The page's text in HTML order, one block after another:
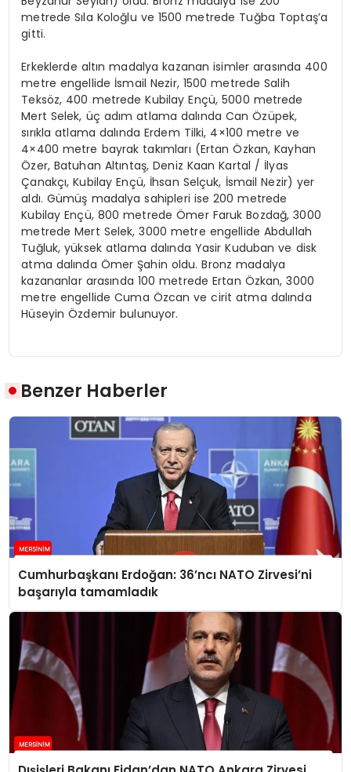
metrede Sıla Koloğlu ve 1500 metrede Tuğba Toptaş’a
gitti.
Erkeklerde altın madalya kazanan isimler arasında 400
metre engellide İsmail Nezir, 1500 metrede Salih
Teksöz, 400 metrede Kubilay Ençü, 5000 metrede
Mert Selek, üç adım atlama dalında Can Özüpek,
sırıkla atlama dalında Erdem Tilki, 4×100 metre ve
4×400 metre bayrak takımları (Ertan Özkan, Kayhan
Özer, Batuhan Altıntaş, Deniz Kaan Kartal / İlyas
Çanakçı, Kubilay Ençü, İhsan Selçuk, İsmail Nezir) yer
aldı. Gümüş madalya sahipleri ise 200 metrede
Kubilay Ençü, 800 metrede Ömer Faruk Bozdağ, 3000
metrede Mert Selek, 3000 metre engellide Abdullah
Tuğluk, yüksek atlama dalında Yasir Kuduban ve disk
atma dalında Ömer Şahin oldu. Bronz madalya
kazananlar arasında 100 metrede Ertan Özkan, 3000
metre engellide Cuma Özcan ve cirit atma dalında
Hüseyin Özdemir bulunuyor.
Benzer Haberler
Cumhurbaşkanı Erdoğan: 36’ncı NATO Zirvesi’ni
başarıyla tamamladık